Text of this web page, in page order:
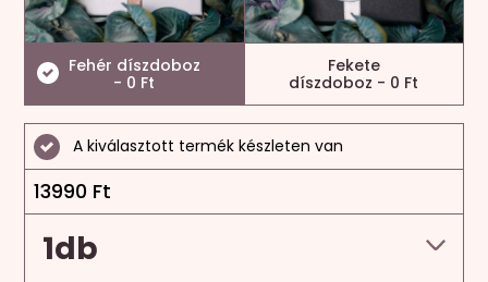
Fehér díszdoboz
- 0 Ft
Fekete
díszdoboz - 0 Ft
A kiválasztott termék készleten van
13990 Ft